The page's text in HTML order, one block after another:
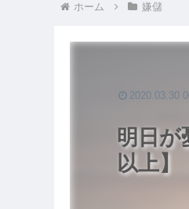
ホーム 嫌儲
明日が
以上】
2020.03.30